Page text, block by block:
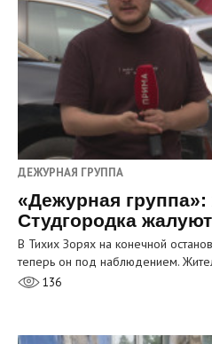
ДЕЖУРНАЯ ГРУППА
«Дежурная группа»:
Студгородка
В Тихих Зорях на конечной
теперь он под наблюдением.
136